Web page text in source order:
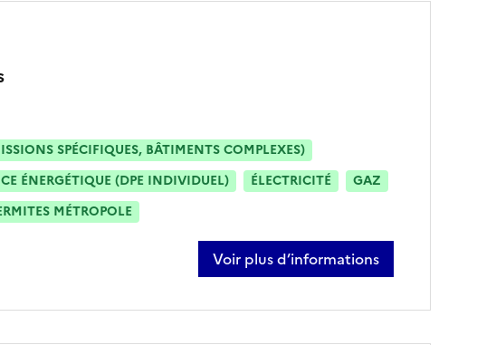
SPÉCIFIQUES, BÂTIMENTS COMPLEXES)
ÉNERGÉTIQUE (DPE INDIVIDUEL)
ÉLECTRICITÉ
GAZ
MÉTROPOLE
Voir plus d’informations
sur dominique brassaert